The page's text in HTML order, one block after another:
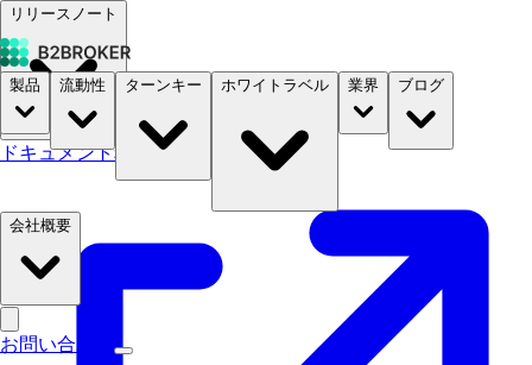
リリースノート
ドキュメント料金 B2STORE
製品 流動性 ターンキー ホワイトラベル 業界 ブログ
会社概要
お問い合わせ